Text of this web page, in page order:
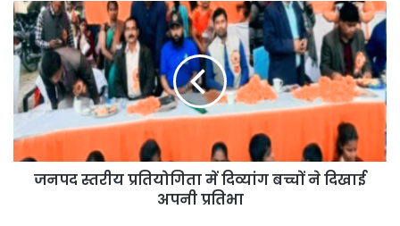
जनपद
स्तरीय
प्रतियोगिता
में
दिव्यांग
बच्चों
दिखाई
अपनी
प्रतिभाजनपद स्तरीय प्रतियोगिता में दिव्यांग बच्चों ने दिखाई
अपनी प्रतिभा